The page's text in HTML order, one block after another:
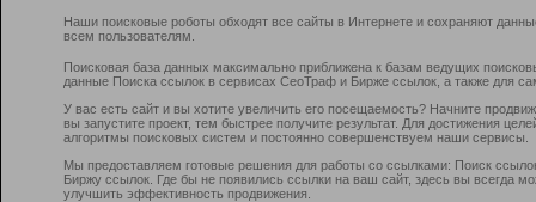
Наши поисковые роботы обходят все сайты в Интернете и сохраняют
всем пользователям.
Поисковая база данных максимально приближена к базам ведущих
данные Поиска ссылок в сервисах СеоТраф и Бирже ссылок, а также для
У вас есть сайт и вы хотите увеличить его посещаемость? Начните
вы запустите проект, тем быстрее получите результат. Для достижения
алгоритмы поисковых систем и постоянно совершенствуем наши сервисы.
Мы предоставляем готовые решения для работы со ссылками: Поиск
Биржу ссылок. Где бы не появились ссылки на ваш сайт, здесь вы всегда
улучшить эффективность продвижения.